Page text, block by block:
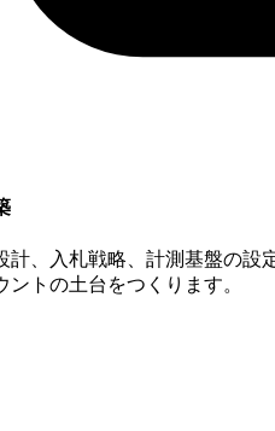
計、入札戦略、計測基盤の設
ントの土台をつくります。